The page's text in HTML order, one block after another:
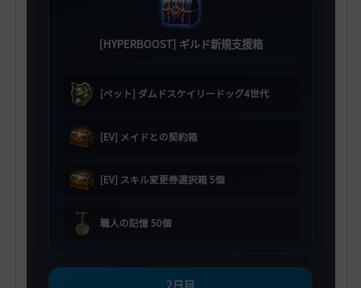
[HYPERBOOST] ギルド新規支援箱
[ペット] ダムドスケイリードッグ4世代
[EV] メイドとの契約箱
[EV] スキル変更券選択箱 5個
職人の記憶 50個
2日目